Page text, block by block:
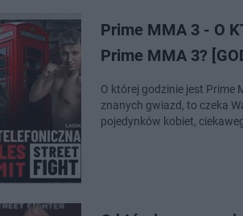
Prime MMA 3 - O
Prime MMA 3?
O której godzinie jest Prime
znanych gwiazd, to czeka
pojedynków kobiet,